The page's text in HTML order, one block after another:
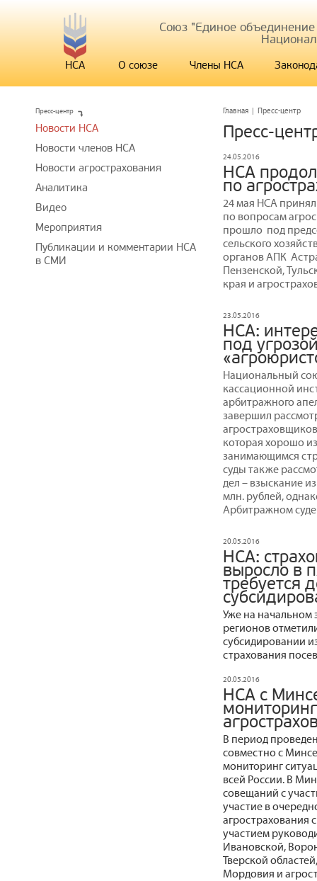
Союз "Единое
НСА О союзе Члены НСА
Главная | Пресс-центр
Пресс-
24.05.2016
НСА
по
24 мая НСА
по вопросам
прошло под
сельского
органов АПК
Пензенской,
края и
23.05.2016
НСА:
под
Национальный
кассационной
арбитражного
завершил
которая хорошо
занимающимся
суды также
дел – взыскание
млн. рублей,
Арбитражном суде
20.05.2016
НСА:
выросло в
требуется
Уже на начальном
регионов
субсидировании
страхования
20.05.2016
НСА с
В период
совместно с
мониторинг
всей России. В
совещаний с
участие в
участием
Ивановской,
Тверской
Мордовия и
Пресс-центр
Новости НСА
Новости членов НСА
Новости агрострахования
Аналитика
Видео
Мероприятия
Публикации и комментарии НСА
в СМИ